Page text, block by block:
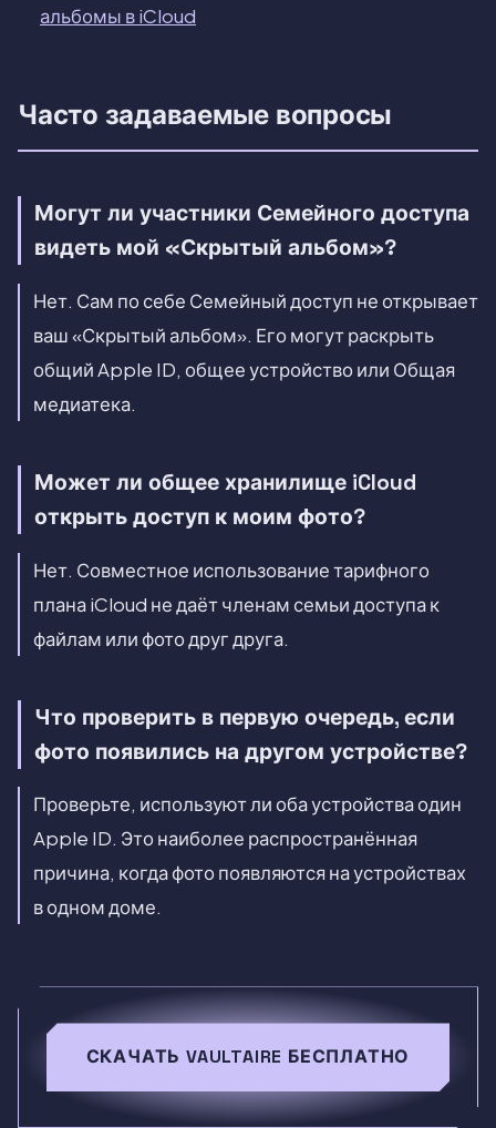
альбомы в iCloud
Часто задаваемые вопросы
Могут ли участники Семейного доступа
видеть мой «Скрытый альбом»?
Нет. Сам по себе Семейный доступ не открывает
ваш «Скрытый альбом». Его могут раскрыть
общий Apple ID, общее устройство или Общая
медиатека.
Может ли общее хранилище iCloud
открыть доступ к моим фото?
Нет. Совместное использование тарифного
плана iCloud не даёт членам семьи доступа к
файлам или фото друг друга.
Что проверить в первую очередь, если
фото появились на другом устройстве?
Проверьте, используют ли оба устройства один
Apple ID. Это наиболее распространённая
причина, когда фото появляются на устройствах
в одном доме.
СКАЧАТЬ VAULTAIRE БЕСПЛАТНО